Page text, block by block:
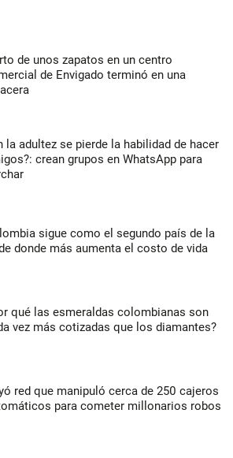
de unos zapatos en un centro
de Envigado terminó en una
la adultez se pierde la habilidad de hacer
crean grupos en WhatsApp para
sigue como el segundo país de la
donde más aumenta el costo de vida
qué las esmeraldas colombianas son
vez más cotizadas que los diamantes?
red que manipuló cerca de 250 cajeros
para cometer millonarios robos